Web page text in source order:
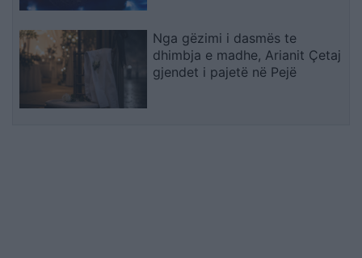
Nga gëzimi i dasmës te
dhimbja e madhe, Arianit Çetaj
gjendet i pajetë në Pejë